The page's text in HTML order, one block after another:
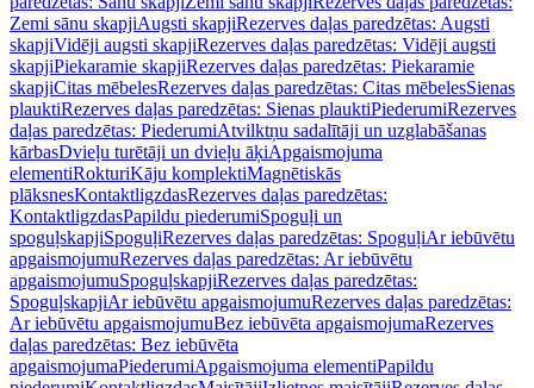
Zemi sānu skapjiAugsti skapjiRezerves daļas paredzētas: Augsti
skapjiVidēji augsti skapjiRezerves daļas paredzētas: Vidēji augsti
skapjiPiekaramie skapjiRezerves daļas paredzētas: Piekaramie
skapjiCitas mēbelesRezerves daļas paredzētas: Citas mēbelesSienas
plauktiRezerves daļas paredzētas: Sienas plauktiPiederumiRezerves
daļas paredzētas: PiederumiAtvilktņu sadalītāji un uzglabāšanas
kārbasDvieļu turētāji un dvieļu āķiApgaismojuma
elementiRokturiKāju komplektiMagnētiskās
plāksnesKontaktligzdasRezerves daļas paredzētas:
KontaktligzdasPapildu piederumiSpoguļi un
spoguļskapjiSpoguļiRezerves daļas paredzētas: SpoguļiAr iebūvētu
apgaismojumuRezerves daļas paredzētas: Ar iebūvētu
apgaismojumuSpoguļskapjiRezerves daļas paredzētas:
SpoguļskapjiAr iebūvētu apgaismojumuRezerves daļas paredzētas:
Ar iebūvētu apgaismojumuBez iebūvēta apgaismojumaRezerves
daļas paredzētas: Bez iebūvēta
apgaismojumaPiederumiApgaismojuma elementiPapildu